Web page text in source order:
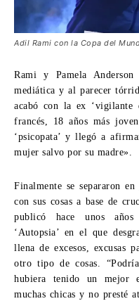
Adil Rami con la Copa del
Rami y Pamela Anderson
mediática y al parecer
acabó con la ex ‘vigilante
francés, 18 años más
‘psicopata’ y llegó a
mujer salvo por su madre».
Finalmente se separaron
con sus cosas a base de
publicó hace unos
‘Autopsia’ en el que
llena de excesos, excusas
otro tipo de cosas.
hubiera tenido un mejor
muchas chicas y no presté